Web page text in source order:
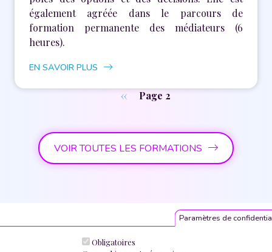
également agréée dans le parcours de
formation permanente des médiateurs (6
heures).
EN SAVOIR PLUS
Pagination Page précédente
‹‹ Page 2
VOIR TOUTES LES FORMATIONS
Paramètres de
Obligatoires